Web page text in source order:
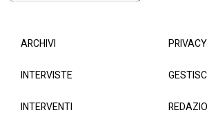
ARCHIVI
INTERVISTE
INTERVENTI